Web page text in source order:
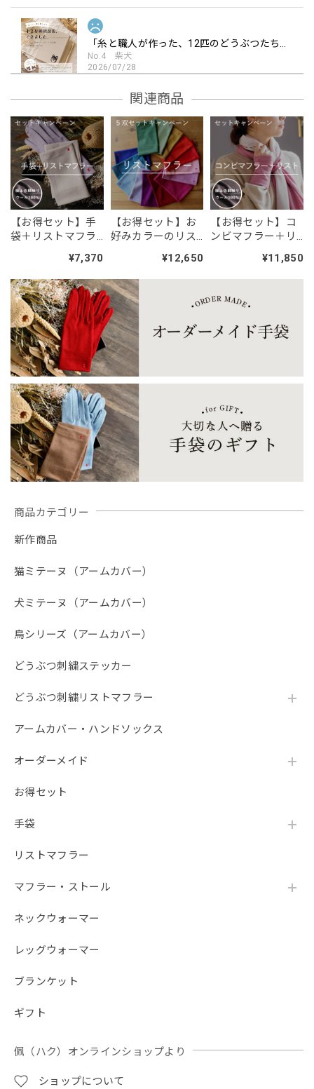
商品カテゴリー
新作商品
猫ミテーヌ（アームカバー）
犬ミテーヌ（アームカバー）
鳥シリーズ（アームカバー）
どうぶつ刺繍ステッカー
どうぶつ刺繍リストマフラー
アームカバー・ハンドソックス
オーダーメイド
お得セット
手袋
リストマフラー
マフラー・ストール
ネックウォーマー
レッグウォーマー
ブランケット
ギフト
佩（ハク）オンラインショップより
ショップについて
「糸と職人が作った、12匹のどうぶつたち。 人気の刺繍ワッペン ／シール・アイロン2WAY」
No.4 柴犬
2026/07/28
もう少し丁寧に作られているのかと思っていたら、大したこ
ました。 現物が見たかったのでかがわ市引田の店に行きま
したが、工事中で見れなかった。営業中でないことを記載し
ておいて欲しかったです。ワッペンは金額の割に残念でし
た。
No.10 トイプードル白
がスマホケースに貼って喜んでます。 ありがとうございま
す。
ブラックレース
2026/07/24
黒レースしか在庫が無かったため、黒レースロングサイズを
注文。 黒が入荷したとのことで、黒ロングを注文したが、
一週間しても発送通知が来ない。おそらく在庫切れだったの
だろう。在庫切れなら在庫切れと表記して購入できないよう
にして欲しかったです。 楽しみにしていたのに、残念でた
まりません
日焼け対策に使用しています。 サラッとしていて使い心地
おり 発売されるのを楽しみにしています。
レちゃんと同じ柄をお選びいただき、サラッと
した使い心地も気に入っていただけて大変嬉し
るようで何よりです。 また、追加でのご購入を
うございます。せっかく楽しみにしていただい
ご不便をおかけし大変申し訳ございません。 再
からもお客様に喜んでいただける商品をお届け
アッシュ（杢グレー）
刺繍があまりにも美し過ぎて使うのが勿体無い😣❗️付属の葉
頂きます。酷暑なのでスタッフの皆様ご自愛ください。
ご評価と大変あたたかいお気遣いのお言葉をい
上がりや、付属の葉っぱのチャーム（ブランド
関連商品
【お得セット】手
袋＋リストマフラ
ーを組み合わせる2
点セット
¥7,370
【お得セット】お
好みカラーのリス
ト／通常購入より
2,000円以上お得
¥12,650
【お得セット】コ
ンビマフラー＋リ
好みカラーを組み
合わせる2点セット
1,000円以上お得
¥11,850